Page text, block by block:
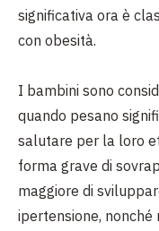
significativa ora è
con obesità.
I bambini sono
quando pesano
salutare per la loro
forma grave di
maggiore di
ipertensione,